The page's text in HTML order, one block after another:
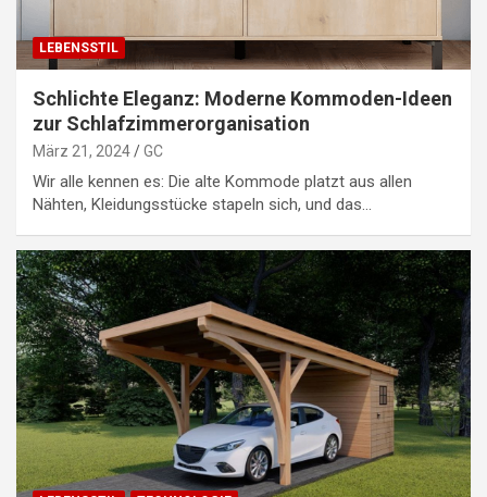
LEBENSSTIL
Schlichte Eleganz: Moderne Kommoden-Ideen
zur Schlafzimmerorganisation
März 21, 2024 GC
Wir alle kennen es: Die alte Kommode platzt aus allen
Nähten, Kleidungsstücke stapeln sich, und das…